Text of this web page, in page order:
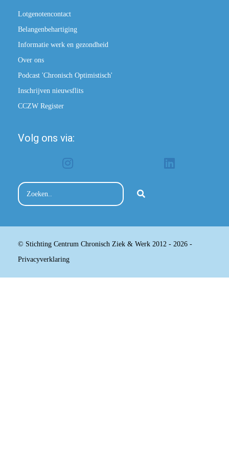
Lotgenotencontact
Belangenbehartiging
Informatie werk en gezondheid
Over ons
Podcast 'Chronisch Optimistisch'
Inschrijven nieuwsflits
CCZW Register
Volg ons via:
© Stichting Centrum Chronisch Ziek & Werk 2012 - 2026 -
Privacyverklaring